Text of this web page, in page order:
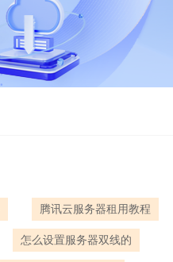
腾讯云服务器租用教程
怎么设置服务器双线的